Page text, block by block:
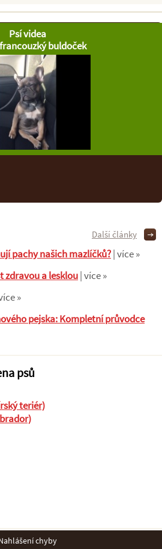
Psí videa
buldoček
pachy našich mazlíčků?| více »
zdravou a lesklou| více »
»
pejska: Kompletní průvodce
Další články
psů
teriér)
chyby